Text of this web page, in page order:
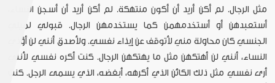
مثل الرجال. لم أكن أريد أن أكون منتهكة. لم أكن أريد أن أسجن النساء،
أستعبدهن أو أستخدمهمن كما يستخدمهن الرجال. قبولي لميلي
الجنسي كان محاولة مني لأتوقف عن إيذاء نفسي. ولأصدق أنني لن أؤذي
النساء، أنني لن أهتكهن مثل ما يهتكهن الرجال. كنت أكره نفسي لأنني
أرى نفسي مثل ذلك الكائن الذي أكرهه، أبغضه، الذي يسمى الرجل. كنت